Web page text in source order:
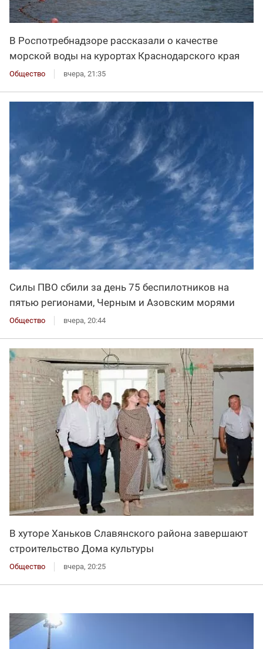
В Роспотребнадзоре рассказали о качестве
морской воды на курортах Краснодарского края
Общество вчера, 21:35
Силы ПВО сбили за день 75 беспилотников на
пятью регионами, Черным и Азовским морями
Общество вчера, 20:44
В хуторе Ханьков Славянского района завершают
строительство Дома культуры
Общество вчера, 20:25